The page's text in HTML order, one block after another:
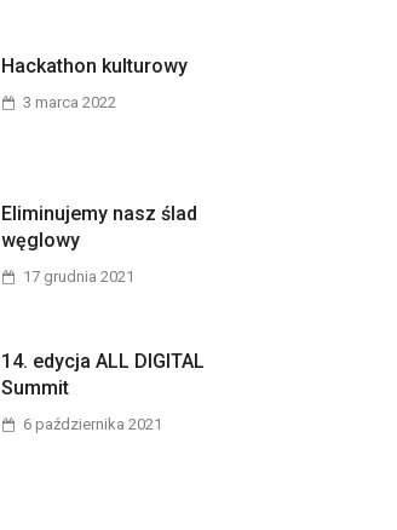
Hackathon kulturowy
3 marca 2022
Eliminujemy nasz ślad
węglowy
17 grudnia 2021
14. edycja ALL DIGITAL
Summit
6 października 2021